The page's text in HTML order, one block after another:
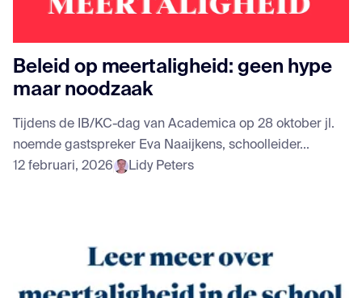
Beleid op meertaligheid: geen hype
maar noodzaak
Tijdens de IB/KC-dag van Academica op 28 oktober jl.
noemde gastspreker Eva Naaijkens, schoolleider...
12 februari, 2026
Lidy Peters